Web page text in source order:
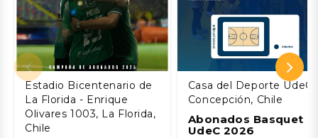
Estadio Bicentenario de
La Florida - Enrique
Olivares 1003, La Florida,
Chile
Casa del Deporte UdeC,
Concepción, Chile
Abonados Basquet
UdeC 2026